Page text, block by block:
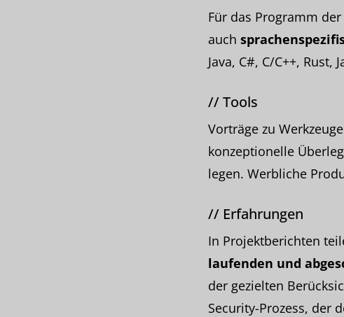
Für das Programm
auch
Java, C#, C/C++, Rust,
//Tools
Vorträge zu
konzeptionelle
legen. Werbliche
// Erfahrungen
In Projektberichten
laufenden und
der gezielten
Security-Prozess, der